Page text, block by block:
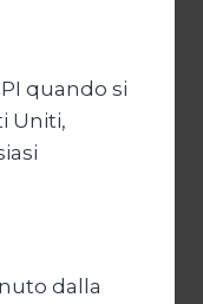
quando si
Uniti,
dalla